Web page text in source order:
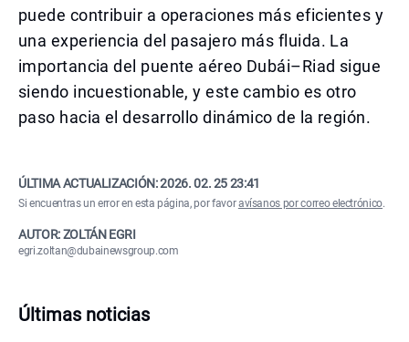
puede contribuir a operaciones más eficientes y
una experiencia del pasajero más fluida. La
importancia del puente aéreo Dubái–Riad sigue
siendo incuestionable, y este cambio es otro
paso hacia el desarrollo dinámico de la región.
ÚLTIMA ACTUALIZACIÓN:2026. 02. 25 23:41
Si encuentras un error en esta página, por favoravísanos por correo electrónico.
AUTOR: ZOLTÁN EGRI
egri.zoltan@dubainewsgroup.com
Últimas noticias